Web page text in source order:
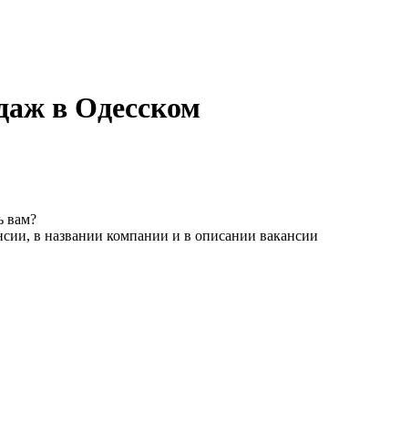
в Одесском
вам?
в названии компании и в описании вакансии